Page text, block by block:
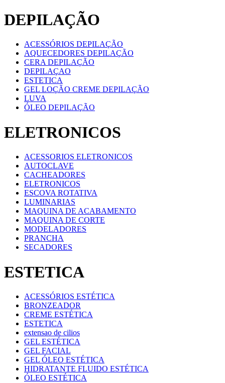
DEPILAÇÃO
ACESSÓRIOS DEPILAÇÃO
AQUECEDORES DEPILAÇÃO
CERA DEPILAÇÃO
DEPILAÇAO
ESTETICA
GEL LOÇÃO CREME DEPILAÇÃO
LUVA
ÓLEO DEPILAÇÃO
ELETRONICOS
ACESSORIOS ELETRONICOS
AUTOCLAVE
CACHEADORES
ELETRONICOS
ESCOVA ROTATIVA
LUMINARIAS
MAQUINA DE ACABAMENTO
MAQUINA DE CORTE
MODELADORES
PRANCHA
SECADORES
ESTETICA
ACESSÓRIOS ESTÉTICA
BRONZEADOR
CREME ESTÉTICA
ESTETICA
extensao de cilios
GEL ESTÉTICA
GEL FACIAL
GEL ÓLEO ESTÉTICA
HIDRATANTE FLUIDO ESTÉTICA
ÓLEO ESTÉTICA